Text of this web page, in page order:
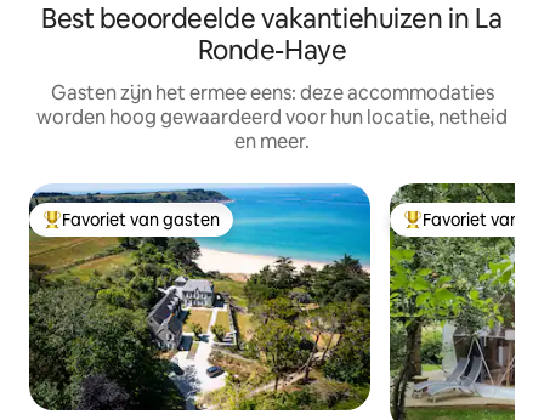
Best beoordeelde vakantiehuizen in La
Ronde-Haye
Gasten zijn het ermee eens: deze accommodaties
worden hoog gewaardeerd voor hun locatie, netheid
en meer.
Topfavoriet van gasten
Favoriet van gasten Topfavoriet van
Favoriet van